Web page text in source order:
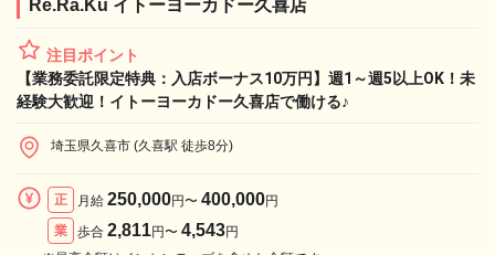
Re.Ra.Ku イトーヨーカドー久喜店
注目ポイント
【業務委託限定特典：入店ボーナス10万円】週1～週5以上OK！未
経験大歓迎！イトーヨーカドー久喜店で働ける♪
埼玉県久喜市 (久喜駅 徒歩8分)
正 月給 250,000円〜 400,000円
業
歩合 2,811円〜 4,543円